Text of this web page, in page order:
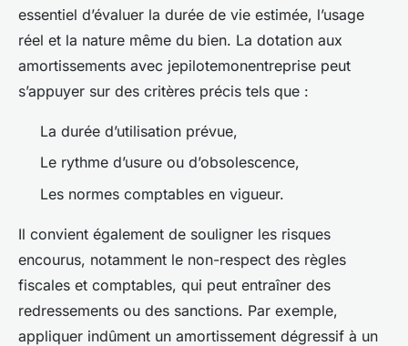
essentiel d’évaluer la durée de vie estimée, l’usage
réel et la nature même du bien. La dotation aux
amortissements avec jepilotemonentreprise peut
s’appuyer sur des critères précis tels que :
La durée d’utilisation prévue,
Le rythme d’usure ou d’obsolescence,
Les normes comptables en vigueur.
Il convient également de souligner les risques
encourus, notamment le non-respect des règles
fiscales et comptables, qui peut entraîner des
redressements ou des sanctions. Par exemple,
appliquer indûment un amortissement dégressif à un